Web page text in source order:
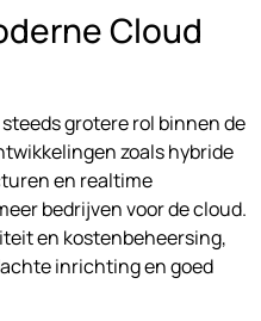
Cloud
grotere rol binnen de
zoals hybride
en realtime
bedrijven voor de cloud.
en kostenbeheersing,
inrichting en goed